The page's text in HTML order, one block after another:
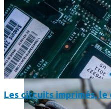
Même hors-ligne votre
Les circuits imprimés,